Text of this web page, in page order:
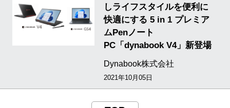
しライフスタイルを便利に
快適にする 5 in 1 プレミア
ムPenノート
PC「dynabook V4」新登場
Dynabook株式会社
2021年10月05日